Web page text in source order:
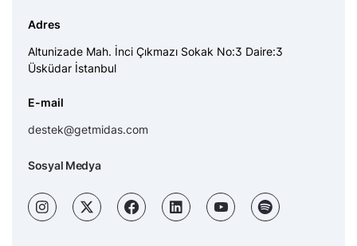
Adres
Altunizade Mah. İnci Çıkmazı Sokak No:3 Daire:3
Üsküdar İstanbul
E-mail
destek@getmidas.com
Sosyal Medya